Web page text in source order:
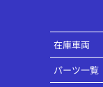
在庫車両
パーツ一覧